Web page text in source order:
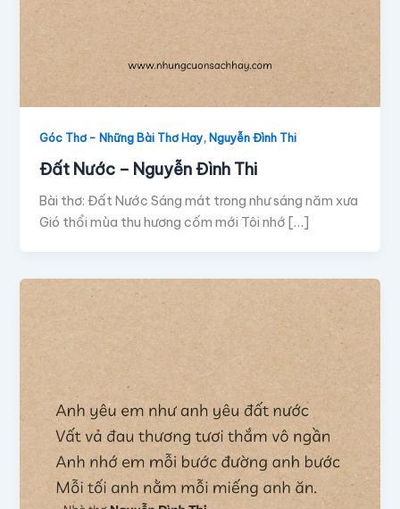
Góc Thơ - Những Bài Thơ Hay,Nguyễn Đình Thi
Đất Nước – Nguyễn Đình Thi
Bài thơ: Đất Nước Sáng mát trong như sáng năm xưa
Gió thổi mùa thu hương cốm mới Tôi nhớ […]